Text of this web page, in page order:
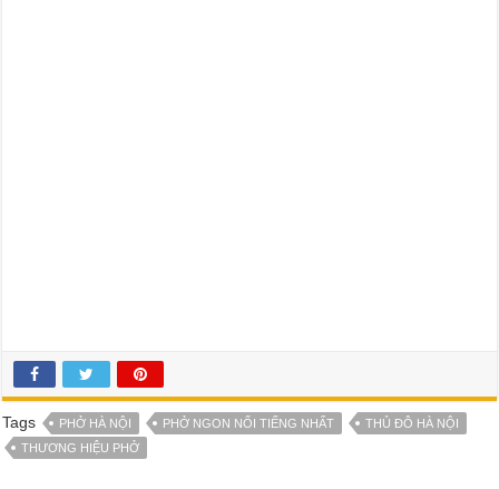
Tags PHỞ HÀ NỘI PHỞ NGON NỔI TIẾNG NHẤT
THỦ ĐÔ HÀ NỘI
THƯƠNG HIỆU PHỞ